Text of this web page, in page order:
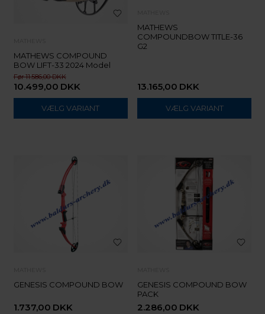
MATHEWS COMPOUND
BOW LIFT-33 2024 Model
11.586,00
10.499,00 DKK
VÆLG VARIANT
MATHEWS
COMPOUNDBOW TITLE-36
G2
13.165,00 DKK
VÆLG VARIANT
GENESIS COMPOUND BOW
1.737,00 DKK
GENESIS COMPOUND BOW
PACK
2.286,00 DKK